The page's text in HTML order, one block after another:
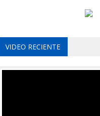
VIDEO RECIENTE